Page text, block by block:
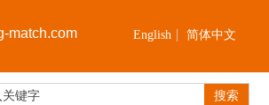
match.com English 简体中文
搜索